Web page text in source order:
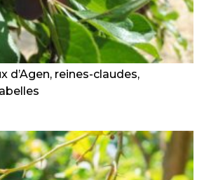
d’Agen, reines-claudes,